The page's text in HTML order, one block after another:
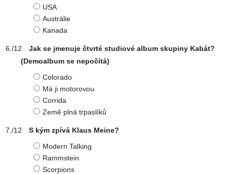
USA
Austrálie
Kanada
Jak se jmenuje čtvrté studiové album skupiny Kabát?
(Demoalbum se nepočítá)
Colorado
Má ji motorovou
Corrida
Země plná trpaslíků
S kým zpívá Klaus Meine?
Modern Talking
Rammstein
Scorpions